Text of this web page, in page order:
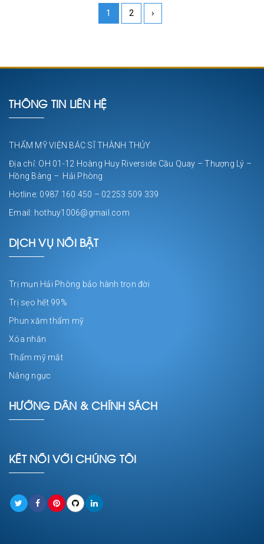
1 2 ›
THÔNG TIN LIÊN HỆ
THẨM MỸ VIỆN BÁC SĨ THÀNH THỦY
Địa chỉ: OH 01-12 Hoàng Huy Riverside Cầu Quay – Thượng Lý –
Hồng Bàng – Hải Phòng
Hotline: 0987 160 450 – 02253 509 339
Email: hothuy1006@gmail.com
DỊCH VỤ NỔI BẬT
Trị mụn Hải Phòng bảo hành trọn đời
Trị sẹo hết 99%
Phun xăm thẩm mỹ
Xóa nhăn
Thẩm mỹ mắt
Nâng ngực
HƯỚNG DẪN & CHÍNH SÁCH
KẾT NỐI VỚI CHÚNG TÔI